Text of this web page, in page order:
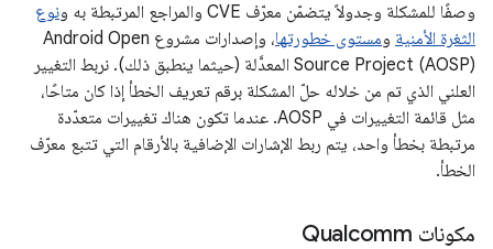
وصفًا للمشكلة وجدولاً يتضمّن معرّف CVE والمراجع المرتبطة به و
نوع
الثغرة الأمنية ومستوى خطورتها
، وإصدارات مشروع Android Open
Source Project (AOSP) المعدَّلة (حيثما ينطبق ذلك). نربط التغيير
العلني الذي تم من خلاله حلّ المشكلة برقم تعريف الخطأ إذا كان متاحًا،
مثل قائمة التغييرات في AOSP. عندما تكون هناك تغييرات متعدّدة
مرتبطة بخطأ واحد، يتم ربط الإشارات الإضافية بالأرقام التي تتبع معرّف
الخطأ.
مكونات Qualcomm